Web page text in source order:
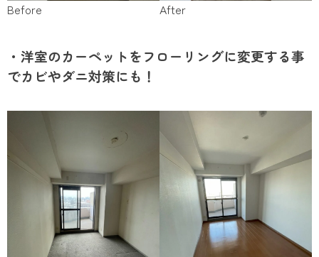
Before After
・洋室のカーペットをフローリングに変更する事
でカビやダニ対策にも！